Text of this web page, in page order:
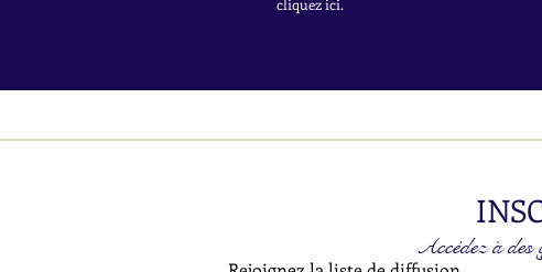
cliquez ici.
Accédez à des